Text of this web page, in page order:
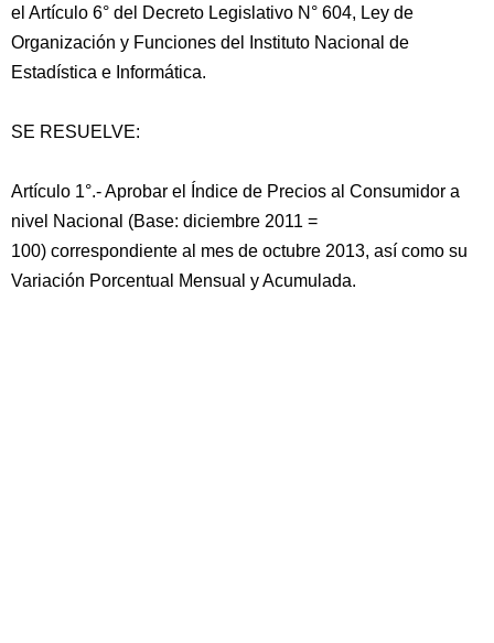
el Artículo 6° del Decreto Legislativo N° 604, Ley de
Organización y Funciones del Instituto Nacional de
Estadística e Informática.
SE RESUELVE:
Artículo 1°.- Aprobar el Índice de Precios al Consumidor a
nivel Nacional (Base: diciembre 2011 =
100) correspondiente al mes de octubre 2013, así como su
Variación Porcentual Mensual y Acumulada.